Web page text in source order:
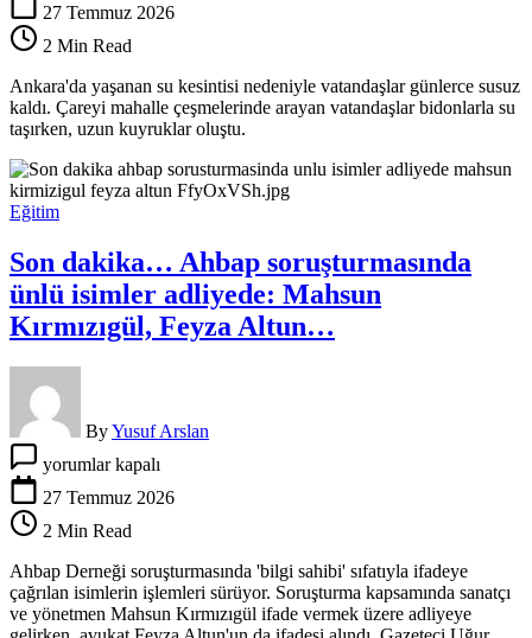
günlük
krizi!
sokağa
döküldü,
uzun
kuyruklar
oluştu
için
27 Temmuz 2026
2 Min Read
Ankara'da yaşanan su kesintisi nedeniyle vatandaşlar günlerce susuz
kaldı. Çareyi mahalle çeşmelerinde arayan vatandaşlar bidonlarla su
taşırken, uzun kuyruklar oluştu.
Eğitim
Son dakika… Ahbap soruşturmasında
ünlü isimler adliyede: Mahsun
Kırmızıgül, Feyza Altun…
ByYusuf Arslan
dakika…
Ahbap
ünlü
adliyede:
Mahsun
Kırmızıgül,
yorumlar kapalı
27 Temmuz 2026
2 Min Read
Ahbap Derneği soruşturmasında 'bilgi sahibi' sıfatıyla ifadeye
çağrılan isimlerin işlemleri sürüyor. Soruşturma kapsamında sanatçı
ve yönetmen Mahsun Kırmızıgül ifade vermek üzere adliyeye